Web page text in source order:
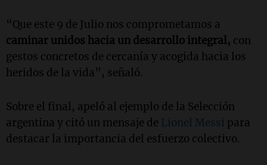
“Que este 9 de Julio nos comprometamos a
caminar unidos hacia un desarrollo integral, con
gestos concretos de cercanía y acogida hacia los
heridos de la vida”, señaló.
Sobre el final, apeló al ejemplo de la Selección
argentina y citó un mensaje de Lionel Messi para
destacar la importancia del esfuerzo colectivo.